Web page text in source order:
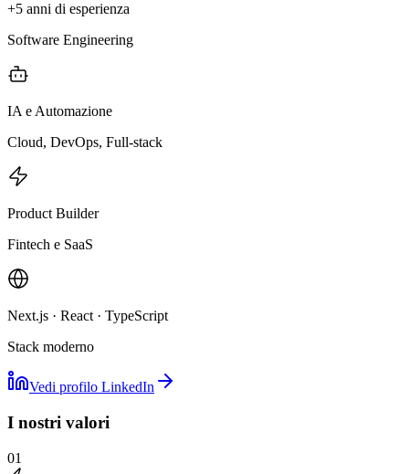
+5 anni di esperienza
Software Engineering
IA e Automazione
Cloud, DevOps, Full-stack
Product Builder
Fintech e SaaS
Next.js · React · TypeScript
Stack moderno
Vedi profilo LinkedIn
I nostri valori
01